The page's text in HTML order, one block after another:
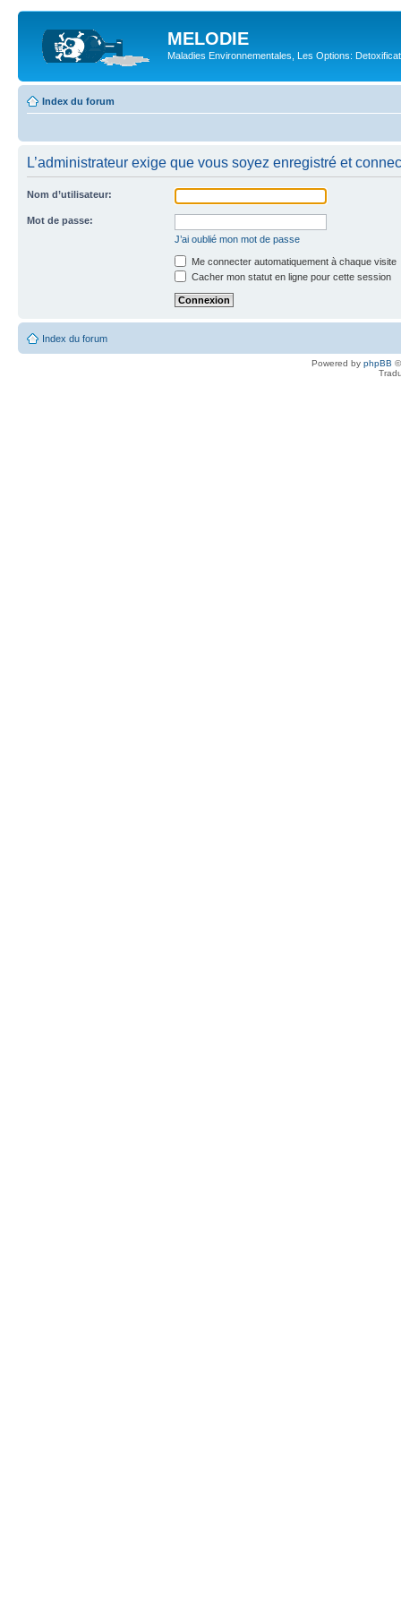
MELODIE
Maladies Environnementales, Les Options:
Index du forum
L’administrateur exige que vous soyez enregistré et
Nom d’utilisateur:
Mot de passe:
J’ai oublié mon mot de passe
Me connecter automatiquement à chaque visite
Cacher mon statut en ligne pour cette session
Index du forum
Powered by phpBB